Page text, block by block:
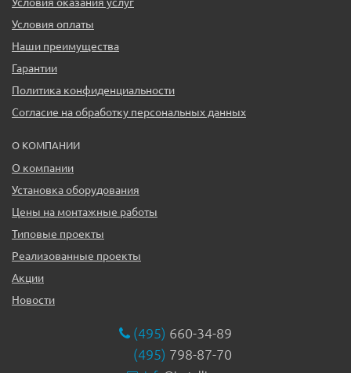
Условия оплаты
Наши преимущества
Гарантии
Политика конфиденциальности
Согласие на обработку персональных данных
О КОМПАНИИ
О компании
Установка оборудования
Цены на монтажные работы
Типовые проекты
Реализованные проекты
Акции
Новости
(495) 660-34-89
(495) 798-87-70